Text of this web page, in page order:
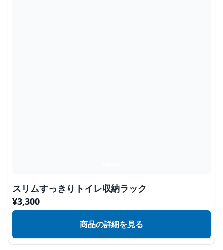
スリムすっきりトイレ収納ラック
¥3,300
商品の詳細を見る